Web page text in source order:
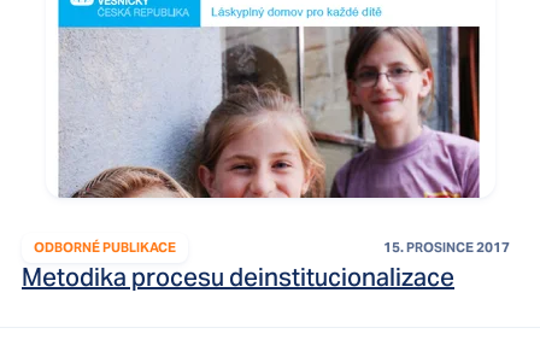
ODBORNÉ PUBLIKACE 15. PROSINCE 2017
Metodika procesu deinstitucionalizace